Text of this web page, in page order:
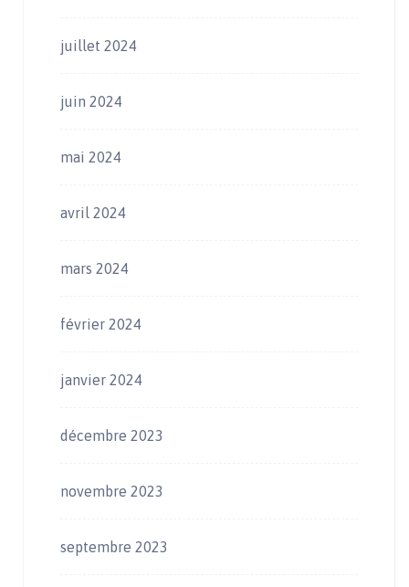
juillet 2024
juin 2024
mai 2024
avril 2024
mars 2024
février 2024
janvier 2024
décembre 2023
novembre 2023
septembre 2023